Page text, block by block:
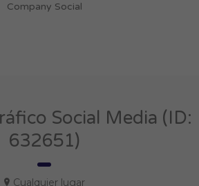
Company Social
Social Media (ID:
632651)
Cualquier lugar